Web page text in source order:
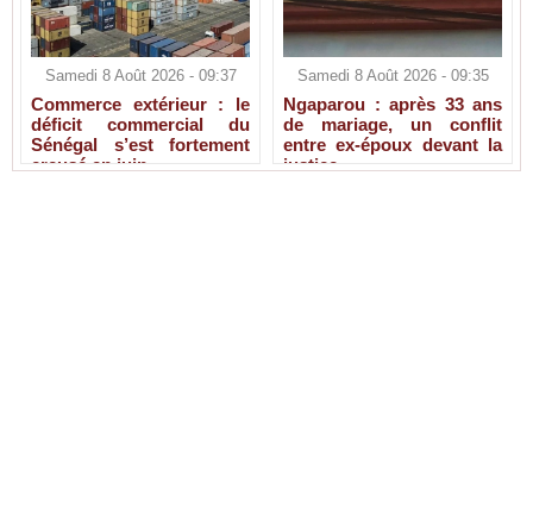
Samedi 8 Août 2026 - 09:37
Commerce extérieur : le
déficit commercial du
Sénégal s’est fortement
creusé en juin
Samedi 8 Août 2026 - 09:35
Ngaparou : après 33 ans
de mariage, un conflit
entre ex-époux devant la
justice